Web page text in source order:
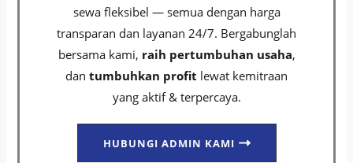
sewa fleksibel — semua dengan harga
transparan dan layanan 24/7. Bergabunglah
bersama kami, raih pertumbuhan usaha,
dan tumbuhkan profit lewat kemitraan
yang aktif & terpercaya.
HUBUNGI ADMIN KAMI